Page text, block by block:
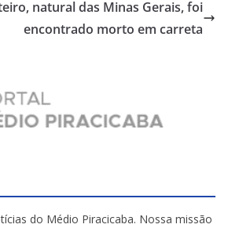
natural das Minas Gerais, foi
encontrado morto em carreta
do Médio Piracicaba. Nossa missão